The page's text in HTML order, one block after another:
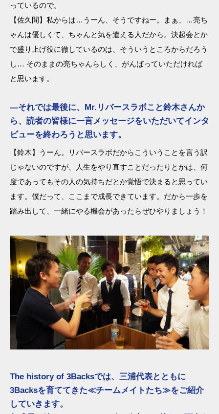
っているので。
【佐久間】私からは…うーん、そうですねー。まぁ、…亮ち
ゃんは優しくて、ちゃんと気を遣える人だから。決起会とか
で盛り上げ役に徹しているのは、そういうところからだろう
し… そのままの亮ちゃんらしく、がんばっていただければ
と思います。
―それでは最後に、Mr.リバースラボこと鈴木さんか
ら、読者の皆様に一言メッセージをいただいてインタ
ビューを終わろうと思います。
【鈴木】うーん。リバースラボだからこういうことを言う訳
じゃないのですが、人生をやり直すことだったりとかは、何
度であってもその人の気持ちだとか覚悟で決まると思ってい
ます。僕だって、ここまで成長できています。だから一歩を
踏み出して、一緒にやる機会があったらぜひやりましょう！
The history of 3Backsでは、三浦代表とともに
3Backsを育ててきた≪チームメイトたち≫をご紹介
していきます。